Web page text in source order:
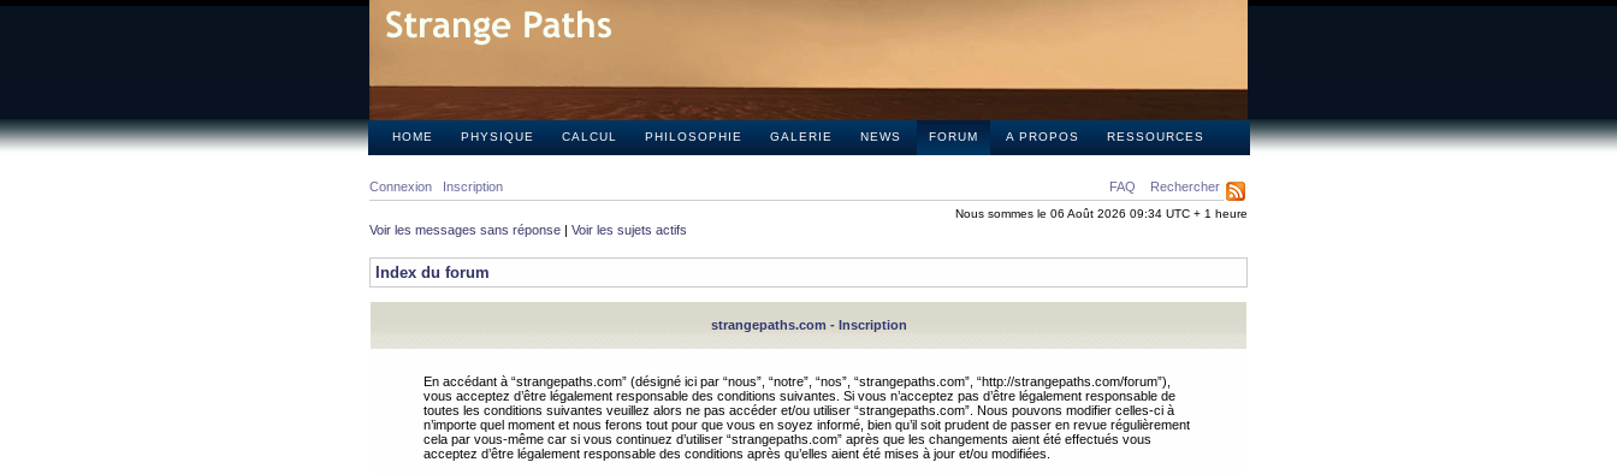
HOME PHYSIQUE CALCUL PHILOSOPHIE GALERIE NEWS FORUM A PROPOS RESSOURCES
FAQ Rechercher
Connexion Inscription
Nous sommes le 06 Août 2026 09:34 UTC + 1 heure
Voir les messages sans réponse | Voir les sujets actifs
Index du forum
strangepaths.com - Inscription
En accédant à “strangepaths.com” (désigné ici par “nous”, “notre”, “nos”, “strangepaths.com”, “http://strangepaths.com/forum”),
vous acceptez d’être légalement responsable des conditions suivantes. Si vous n’acceptez pas d’être légalement responsable de
toutes les conditions suivantes veuillez alors ne pas accéder et/ou utiliser “strangepaths.com”. Nous pouvons modifier celles-ci à
n’importe quel moment et nous ferons tout pour que vous en soyez informé, bien qu’il soit prudent de passer en revue régulièrement
cela par vous-même car si vous continuez d’utiliser “strangepaths.com” après que les changements aient été effectués vous
acceptez d’être légalement responsable des conditions après qu’elles aient été mises à jour et/ou modifiées.